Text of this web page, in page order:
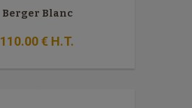
Berger Blanc
110.00€ H.T.